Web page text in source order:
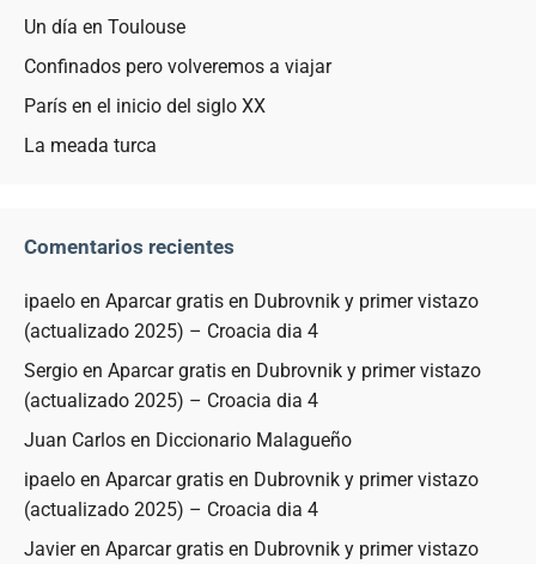
Un día en Toulouse
Confinados pero volveremos a viajar
París en el inicio del siglo XX
La meada turca
Comentarios recientes
ipaelo en Aparcar gratis en Dubrovnik y primer vistazo
(actualizado 2025) – Croacia dia 4
Sergio en Aparcar gratis en Dubrovnik y primer vistazo
(actualizado 2025) – Croacia dia 4
Juan Carlos en Diccionario Malagueño
ipaelo en Aparcar gratis en Dubrovnik y primer vistazo
(actualizado 2025) – Croacia dia 4
Javieren Aparcar gratis en Dubrovnik y primer vistazo